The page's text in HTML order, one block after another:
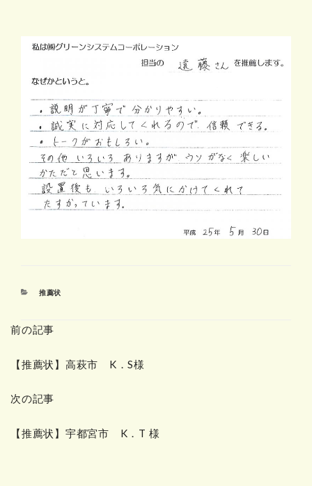
カ
リ
推薦状
前の記事
【推薦状】高萩市 K．S様
次の記事
【推薦状】宇都宮市 K．T 様